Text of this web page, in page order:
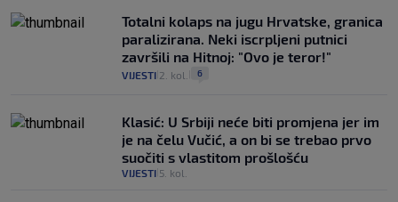
Totalni kolaps na jugu Hrvatske, granica
paralizirana. Neki iscrpljeni putnici
završili na Hitnoj: "Ovo je teror!"
VIJESTI 2. kol. 6
Klasić: U Srbiji neće biti promjena jer im
je na čelu Vučić, a on bi se trebao prvo
suočiti s vlastitom prošlošću
VIJESTI 5. kol.